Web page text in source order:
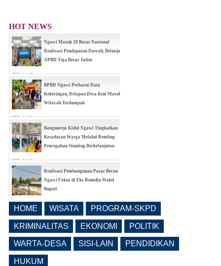
HOT NEWS
Ngawi Masuk 20 Besar Nasional
Realisasi Pendapatan Daerah, Belanja
APBD Tiga Besar Jatim
(0 Reply(s))
BPBD Ngawi Perbarui Data
Kekeringan, Delapan Desa Kini Masuk
Wilayah Terdampak
(0 Reply(s))
Bangunrejo Kidul Ngawi Tingkatkan
Kesadaran Warga Melalui Rembug
Pencegahan Stunting Berkelanjutan
(0 Reply(s))
Realisasi Pembangunan Pasar Beran
Ngawi Fokus di Eks Rumdin Wakil
Bupati
Buka Seleksi Direktur PDAM Definitif
(0 Reply(s))
HOME WISATA PROGRAM-SKPD
KRIMINALITAS EKONOMI POLITIK
WARTA-DESA SISI-LAIN PENDIDIKAN
HUKUM